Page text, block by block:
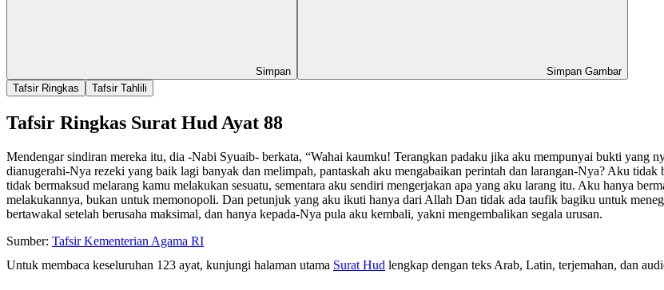
Simpan
Simpan Gambar
Tafsir Ringkas
Tafsir Tahlili
Tafsir Ringkas Surat Hud Ayat 88
Mendengar sindiran mereka itu, dia -Nabi Syuaib- berkata, “Wahai kaumku! Terangkan padaku jika aku mempunyai bukti yang
dianugerahi-Nya rezeki yang baik lagi banyak dan melimpah, pantaskah aku mengabaikan perintah dan larangan-Nya? Aku
tidak bermaksud melarang kamu melakukan sesuatu, sementara aku sendiri mengerjakan apa yang aku larang itu. Aku hanya
melakukannya, bukan untuk memonopoli. Dan petunjuk yang aku ikuti hanya dari Allah Dan tidak ada taufik bagiku untuk
bertawakal setelah berusaha maksimal, dan hanya kepada-Nya pula aku kembali, yakni mengembalikan segala urusan.
Sumber: Tafsir Kementerian Agama RI
Untuk membaca keseluruhan 123 ayat, kunjungi halaman utama Surat Hud lengkap dengan teks Arab, Latin, terjemahan, dan